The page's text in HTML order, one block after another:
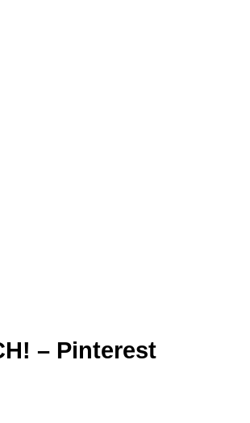
– Pinterest